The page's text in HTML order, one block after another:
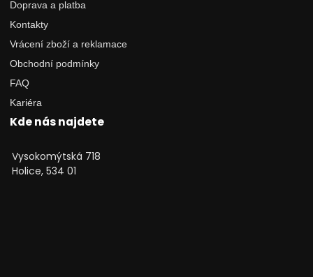
Doprava a platba
Kontakty
Vrácení zboží a reklamace
Obchodní podmínky
FAQ
Kariéra
Kde nás najdete
Vysokomýtská 718
Holice, 534 01